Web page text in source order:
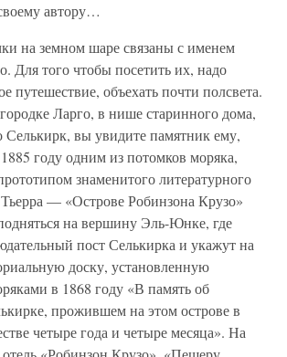
автору…
на земном шаре связаны с именем
Для того чтобы посетить их, надо
путешествие, объехать почти полсвета.
Ларго, в нише старинного дома,
Селькирк, вы увидите памятник ему,
году одним из потомков моряка,
знаменитого литературного
— «Острове Робинзона Крузо»
на вершину Эль-Юнке, где
пост Селькирка и укажут на
доску, установленную
в 1868 году «В память об
прожившем на этом острове в
четыре года и четыре месяца». На